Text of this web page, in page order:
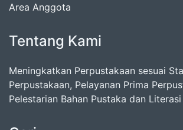
Area Anggota
Tentang Kami
Meningkatkan Perpustakaan sesuai
Perpustakaan, Pelayanan Prima
Pelestarian Bahan Pustaka dan